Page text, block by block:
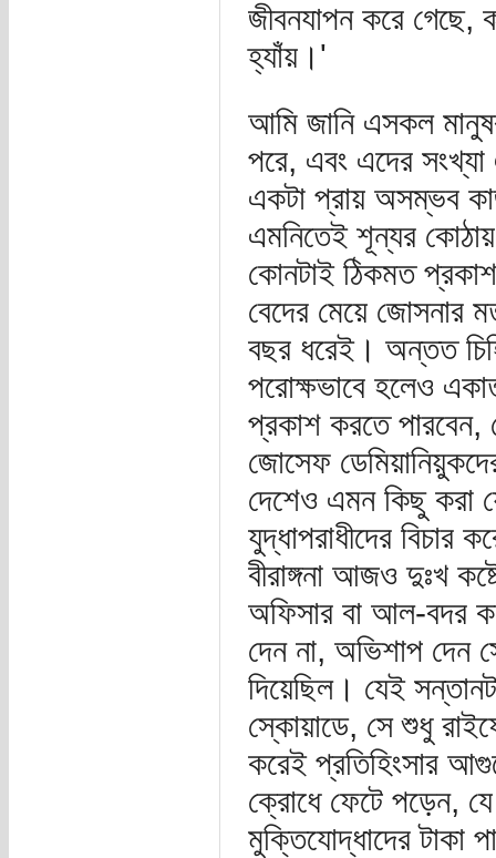
জীবনযাপন করে গেছে,
হ্যাঁয়।'
আমি জানি এসকল
পরে, এবং এদের সংখ্যা
একটা প্রায় অসম্ভব
এমনিতেই শূন্যর
কোনটাই ঠিকমত প্রকাশ
বেদের মেয়ে জোসনার
বছর ধরেই। অন্তত
পরোক্ষভাবে হলেও
প্রকাশ করতে পারবেন,
জোসেফ
দেশেও এমন কিছু করা
যুদ্ধাপরাধীদের বিচার
বীরাঙ্গনা আজও দুঃখ
অফিসার বা আল-বদর
দেন না, অভিশাপ দেন
দিয়েছিল। যেই
স্কোয়াডে, সে শুধু
করেই প্রতিহিংসার
ক্রোধে ফেটে পড়েন,
মুক্তিযোদ্ধাদের টাকা